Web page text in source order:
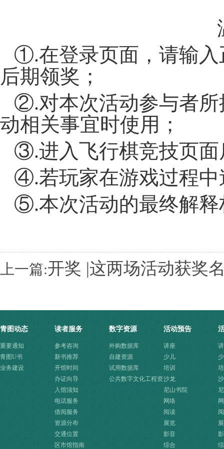
①.在登录页面，请输入
后期领奖；
②.对本次活动参与者所
动相关事宜时使用；
③.进入飞行棋竞技页
④.若玩家在游戏过程中
⑤.本次活动的最终解释
上一篇:开奖 |这两场活动获奖
青图动态
重要通知
青图U书
业务建设
读者服务
参考咨询
新书推荐
开馆时间
办证向导
入馆须知
电话服务
借阅服务
资源分布
交通位置
区市馆指南
数字资源
外购数据库
自建资源
试用数据库
公共数字文化工程资
活动预告
讲座
少儿
培训
沙龙
尼山书院
网络
阅读
展览
影音
综合